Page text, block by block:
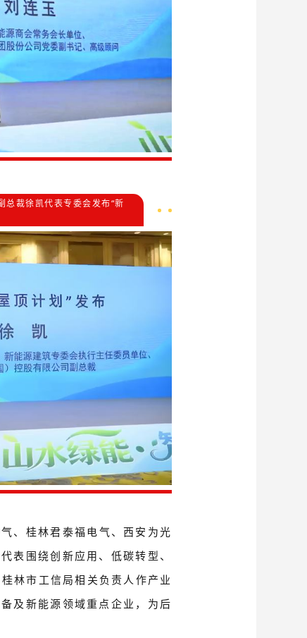
裁徐凯代表专委会发布“新
、桂林君泰福电气、西安为光
表围绕创新应用、低碳转型、
桂林市工信局相关负责人作产业
及新能源领域重点企业，为后